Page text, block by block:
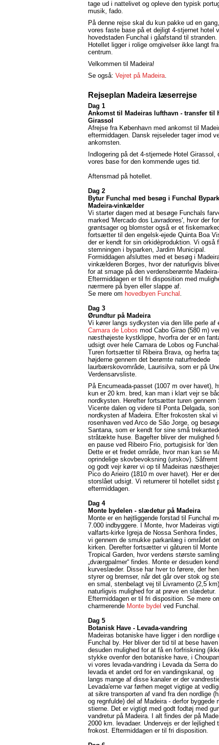
tage ud i nattelivet og opleve den typisk
musik, fado.
På denne rejse skal du kun pakke ud en
vores faste base på et dejligt 4-stjernet hotel
hovedstaden Funchal i gåafstand til stranden.
Hotellet ligger i rolige omgivelser ikke langt
centrum.
Velkommen til Madeira!
Se også: Vejret på Madeira.
Rejseplan Madeira læserrejse
Dag 1
Ankomst til Madeiras lufthavn - transfer til
Girassol
Afrejse fra København med ankomst til
eftermiddagen. Dansk rejseleder tager imod
ankomsten.
Indlogering på det 4-stjernede Hotel Girassol,
vores base for den kommende uges tid.
Aftensmad på hotellet.
Dag 2
Bytur Funchal med besøg i Funchal
Madeira-vinkælder
Vi starter dagen med at besøge Funchals
marked 'Mercado dos Lavradores', hvor der
grøntsager og blomster også er et
fortsætter til den engelsk-ejede Quinta Boa
der er kendt for sin orkidèproduktion. Vi også
stemningen i byparken, Jardim Municipal.
Formiddagen afsluttes med et besøg i
vinkælderen Borges, hvor der naturligvis
for at smage på den verdensberømte
Eftermiddagen er til fri disposition med
nærmere på byen eller slappe af.
Se mere om hovedbyen Funchal .
Dag 3
Ørundtur på Madeira
Vi kører langs sydkysten via den lille perle af
Camara de Lobos mod Cabo Girao (580 m)
næsthøjeste kystklippe, hvorfra der er en
udsigt over hele Camara de Lobos og
Turen fortsætter til Ribeira Brava, og herfra
højderne gennem det berømte naturfredede
laurbærskovområde, Laurisilva, som er på
Verdensarvsliste.
På Encumeada-passet (1007 m over havet),
kun er 20 km. bred, kan man i klart vejr se
nordkysten. Herefter fortsætter turen gennem
Vicente dalen og videre til Ponta Delgada,
nordkysten af Madeira. Efter frokosten skal vi
rosenhaven ved Arco de São Jorge, og
Santana, som er kendt for sine små
stråtækte huse. Bagefter bliver der mulighed
en pause ved Ribeiro Frio, portugisisk for
Dette er et fredet område, hvor man kan se
oprindelige skovbevoksning (urskov).
og godt vejr kører vi op til Madeiras
Pico do Arieiro (1810 m over havet). Her er
storslået udsigt. Vi returnerer til hotellet sidst
eftermiddagen.
Dag 4
Monte bydelen - slædetur på Madeira
Monte er en højtliggende forstad til Funchal
7.000 indbyggere. I Monte, hvor Madeiras
valfarts-kirke Igreja de Nossa Senhora findes,
vi gennem de smukke parkanlæg i området
kirken. Derefter fortsætter vi gåturen til Monte
Tropical Garden, hvor verdens største
„dværgpalmer“ findes. Monte er desuden
kurveslæder. Disse har hver to førere, der
styrer og bremser, når det går over stok og
en smal, stenbelagt vej til Livramento (2,5
naturligvis mulighed for at prøve en slædetur.
Eftermiddagen er til fri disposition. Se mere
charmerende Monte bydel ved Funchal.
Dag 5
Botanisk Have - Levada-vandring
Madeiras botaniske have ligger i den nordlige
Funchal by. Her bliver der tid til at bese
desuden mulighed for at få en forfriskning
stykke ovenfor den botaniske have, i
vi vores levada-vandring i Levada da Serra
levada et andet ord for en vandingskanal, og
langs mange af disse kanaler er der
Levada'erne var førhen meget vigtige at
at sikre transporten af vand fra den nordlige
og regnfulde) del af Madeira - derfor byggede
stierne. Det er vigtigt med godt fodtøj med
vandretur på Madeira. I alt findes der på
2000 km. levadaer. Undervejs er der lejlighed
frokost. Eftermiddagen er til fri disposition.